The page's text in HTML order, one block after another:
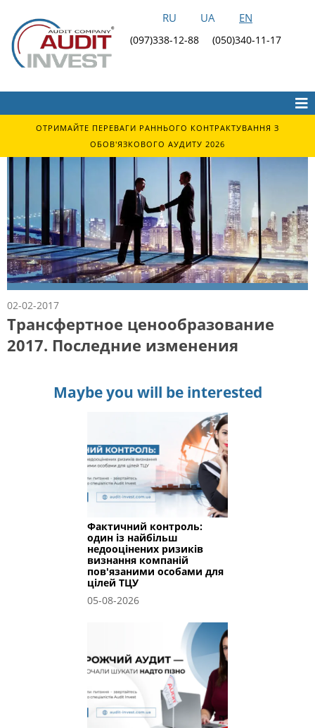
RU UA EN
(097)338-12-88 (050)340-11-17
ОТРИМАЙТЕ ПЕРЕВАГИ РАННЬОГО КОНТРАКТУВАННЯ З
ОБОВ'ЯЗКОВОГО АУДИТУ 2026
02-02-2017
Трансфертное ценообразование
2017. Последние изменения
Maybe you will be interested
Фактичний контроль:
один із найбільш
недооцінених ризиків
визнання компаній
пов'язаними особами для
цілей ТЦУ
05-08-2026